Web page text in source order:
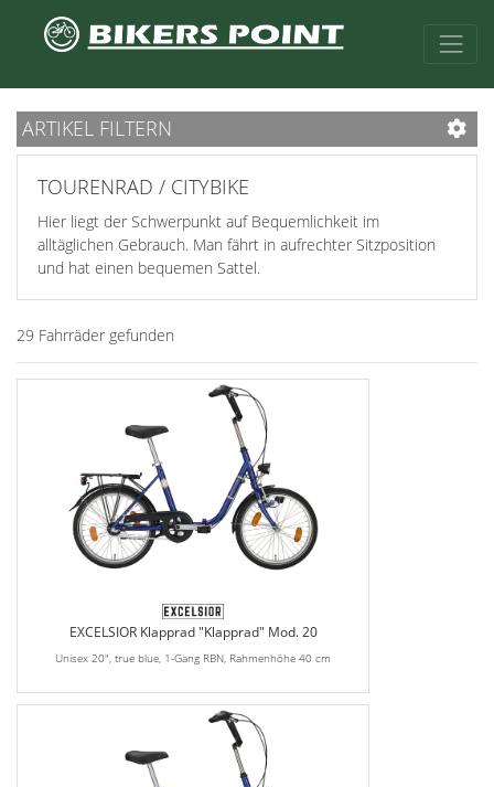
ARTIKEL FILTERN
TOURENRAD / CITYBIKE
Hier liegt der Schwerpunkt auf Bequemlichkeit im
alltäglichen Gebrauch. Man fährt in aufrechter Sitzposition
und hat einen bequemen Sattel.
29 Fahrräder gefunden
EXCELSIOR Klapprad "Klapprad" Mod. 20
Unisex 20", true blue, 1-Gang RBN, Rahmenhöhe 40 cm